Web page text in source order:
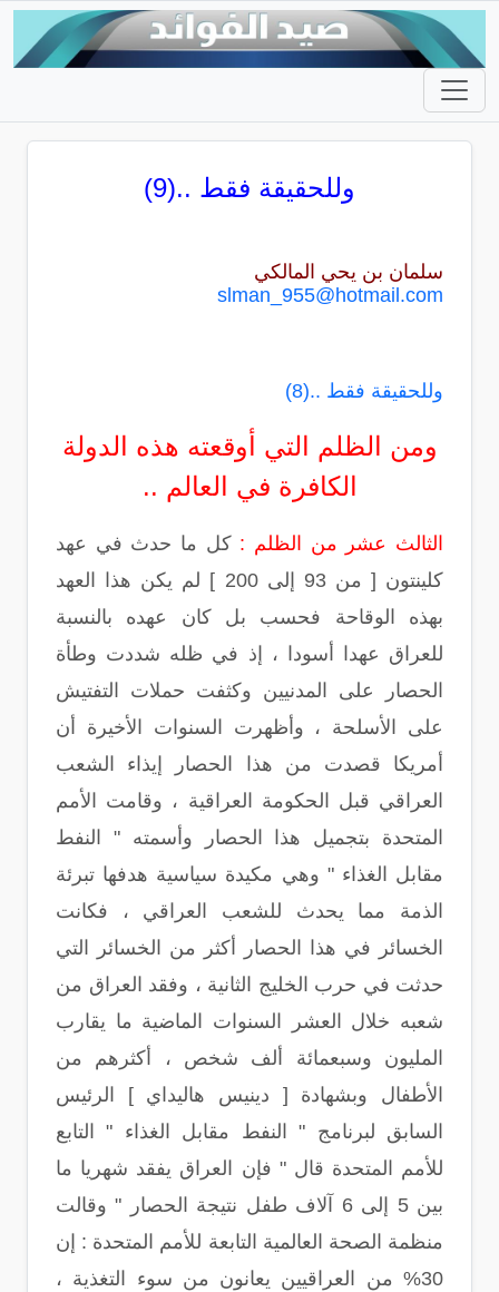
وللحقيقة فقط ..(9)
سلمان بن يحي المالكي
slman_955@hotmail.com
وللحقيقة فقط ..(8)
ومن الظلم التي أوقعته هذه الدولة
الكافرة في العالم ..
الثالث عشر من الظلم : كل ما حدث في عهد
كلينتون [ من 93 إلى 200 ] لم يكن هذا العهد
بهذه الوقاحة فحسب بل كان عهده بالنسبة
للعراق عهدا أسودا ، إذ في ظله شددت وطأة
الحصار على المدنيين وكثفت حملات التفتيش
على الأسلحة ، وأظهرت السنوات الأخيرة أن
أمريكا قصدت من هذا الحصار إيذاء الشعب
العراقي قبل الحكومة العراقية ، وقامت الأمم
المتحدة بتجميل هذا الحصار وأسمته " النفط
مقابل الغذاء " وهي مكيدة سياسية هدفها تبرئة
الذمة مما يحدث للشعب العراقي ، فكانت
الخسائر في هذا الحصار أكثر من الخسائر التي
حدثت في حرب الخليج الثانية ، وفقد العراق من
شعبه خلال العشر السنوات الماضية ما يقارب
المليون وسبعمائة ألف شخص ، أكثرهم من
الأطفال وبشهادة [ دينيس هاليداي ] الرئيس
السابق لبرنامج " النفط مقابل الغذاء " التابع
للأمم المتحدة قال " فإن العراق يفقد شهريا ما
بين 5 إلى 6 آلاف طفل نتيجة الحصار " وقالت
منظمة الصحة العالمية التابعة للأمم المتحدة : إن
30% من العراقيين يعانون من سوء التغذية ،